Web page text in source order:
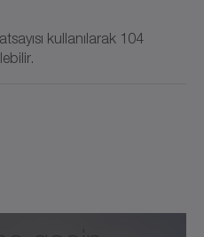
kullanılarak 104